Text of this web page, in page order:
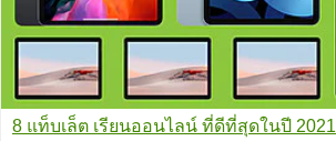
8 แท็บเล็ต เรียนออนไลน์ ที่ดีที่สุดในปี 2021